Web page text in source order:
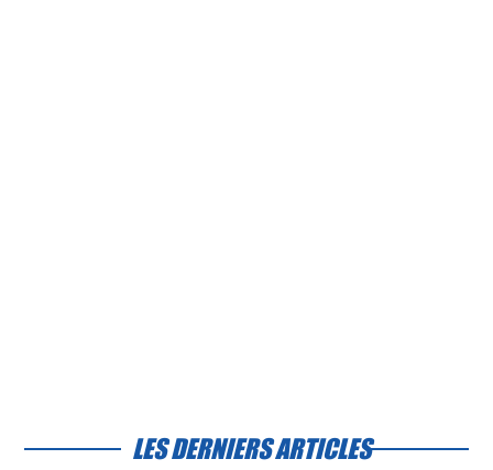
LES DERNIERS ARTICLES